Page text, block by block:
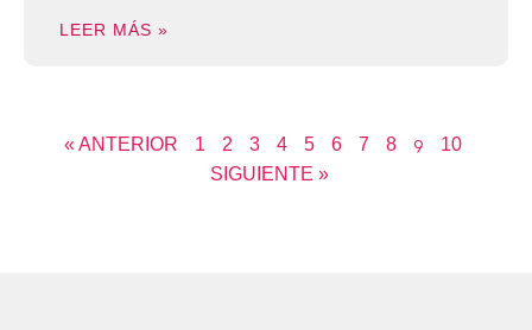
LEER MÁS »
« ANTERIOR 1 2 3 4 5 6 7 8 9
10
SIGUIENTE »